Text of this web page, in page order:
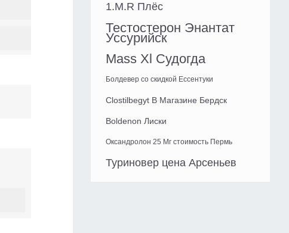
1.M.R Плёс
Тестостерон Энантат
Уссурийск
Mass Xl Судогда
Болдевер со скидкой Ессентуки
Clostilbegyt В Магазине Бердск
Boldenon Лиски
Оксандролон 25 Мг стоимость Пермь
Туриновер цена Арсеньев